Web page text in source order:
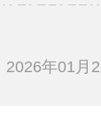
2026年01月